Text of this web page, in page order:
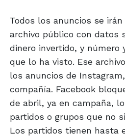
Todos los anuncios se
archivo público con datos
dinero invertido, y número
que lo ha visto. Ese
los anuncios de
compañía. Facebook
de abril, ya en campaña,
partidos o grupos que no
Los partidos tienen hasta